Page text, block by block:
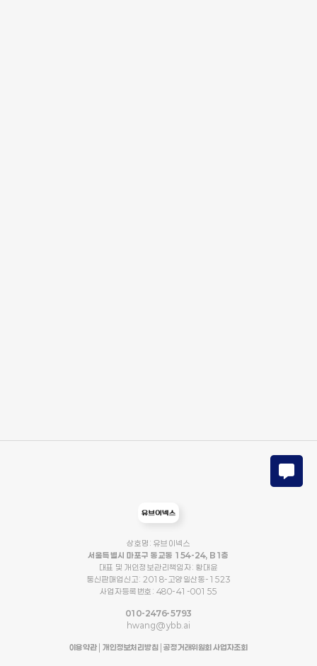
상호명: 유브이넥스
서울특별시 마포구 동교동 154-24, B1층
대표 및 개인정보관리책임자: 황대윤
통신판매업신고: 2018-고양일산동-1523
사업자등록번호: 480-41-00155
010-2476-5793
hwang@ybb.ai
이용약관|개인정보처리방침 공정거래위원회 사업자조회